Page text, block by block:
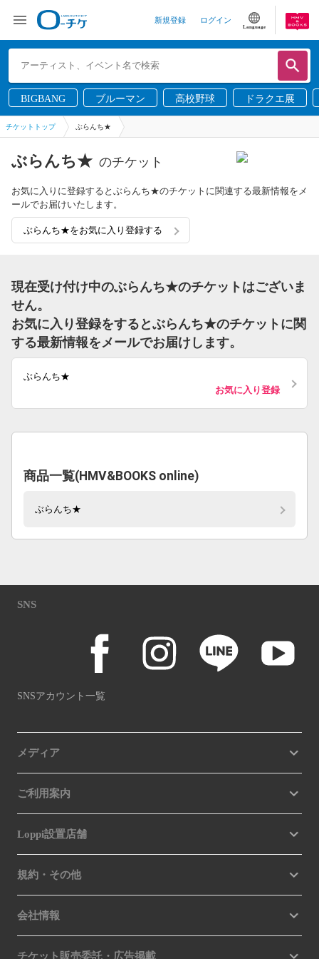
新規登録 ログイン
Language
BIGBANG ブルーマン 高校野球 ドラクエ展
チケットトップ ぶらんち★
ぶらんち★ のチケット
お気に入りに登録するとぶらんち★のチケットに関連する最新情報をメ
ールでお届けいたします。
ぶらんち★をお気に入り登録する
現在受け付け中のぶらんち★のチケットはございま
せん。
お気に入り登録をするとぶらんち★のチケットに関
する最新情報をメールでお届けします。
ぶらんち★
お気に入り登録
商品一覧(HMV&BOOKS online)
ぶらんち★
SNS
SNSアカウント一覧
メディア
ご利用案内
Loppi設置店舗
規約・その他
会社情報
チケット販売委託・広告掲載